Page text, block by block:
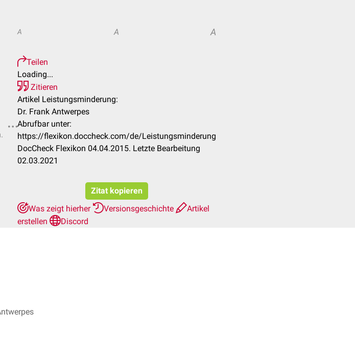
A A A
Teilen
Loading...
Zitieren
Artikel Leistungsminderung:
Dr. Frank Antwerpes
Abrufbar unter:
https://flexikon.doccheck.com/de/Leistungsminderung
DocCheck Flexikon 04.04.2015. Letzte Bearbeitung
02.03.2021
Zitat kopieren
Was zeigt hierher
Versionsgeschichte
Artikel
erstellen
Discord